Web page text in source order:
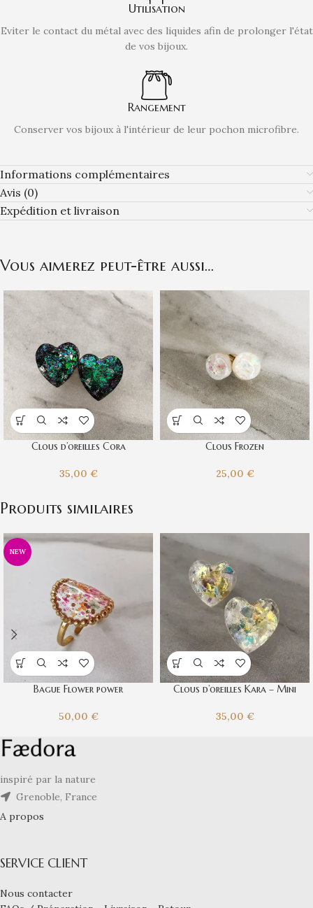
Utilisation
Eviter le contact du métal avec des liquides afin de prolonger l'état
de vos bijoux.
Rangement
Conserver vos bijoux à l'intérieur de leur pochon microfibre.
Informations complémentaires
Avis (0)
Expédition et livraison
Vous aimerez peut-être aussi…
Clous d’oreilles Cora
35,00 €
Clous Frozen
25,00 €
Produits similaires
NEW
Bague Flower power
50,00 €
Clous d’oreilles Kara – Mini
35,00 €
inspiré par la nature
Grenoble, France
A propos
SERVICE CLIENT
Nous contacter